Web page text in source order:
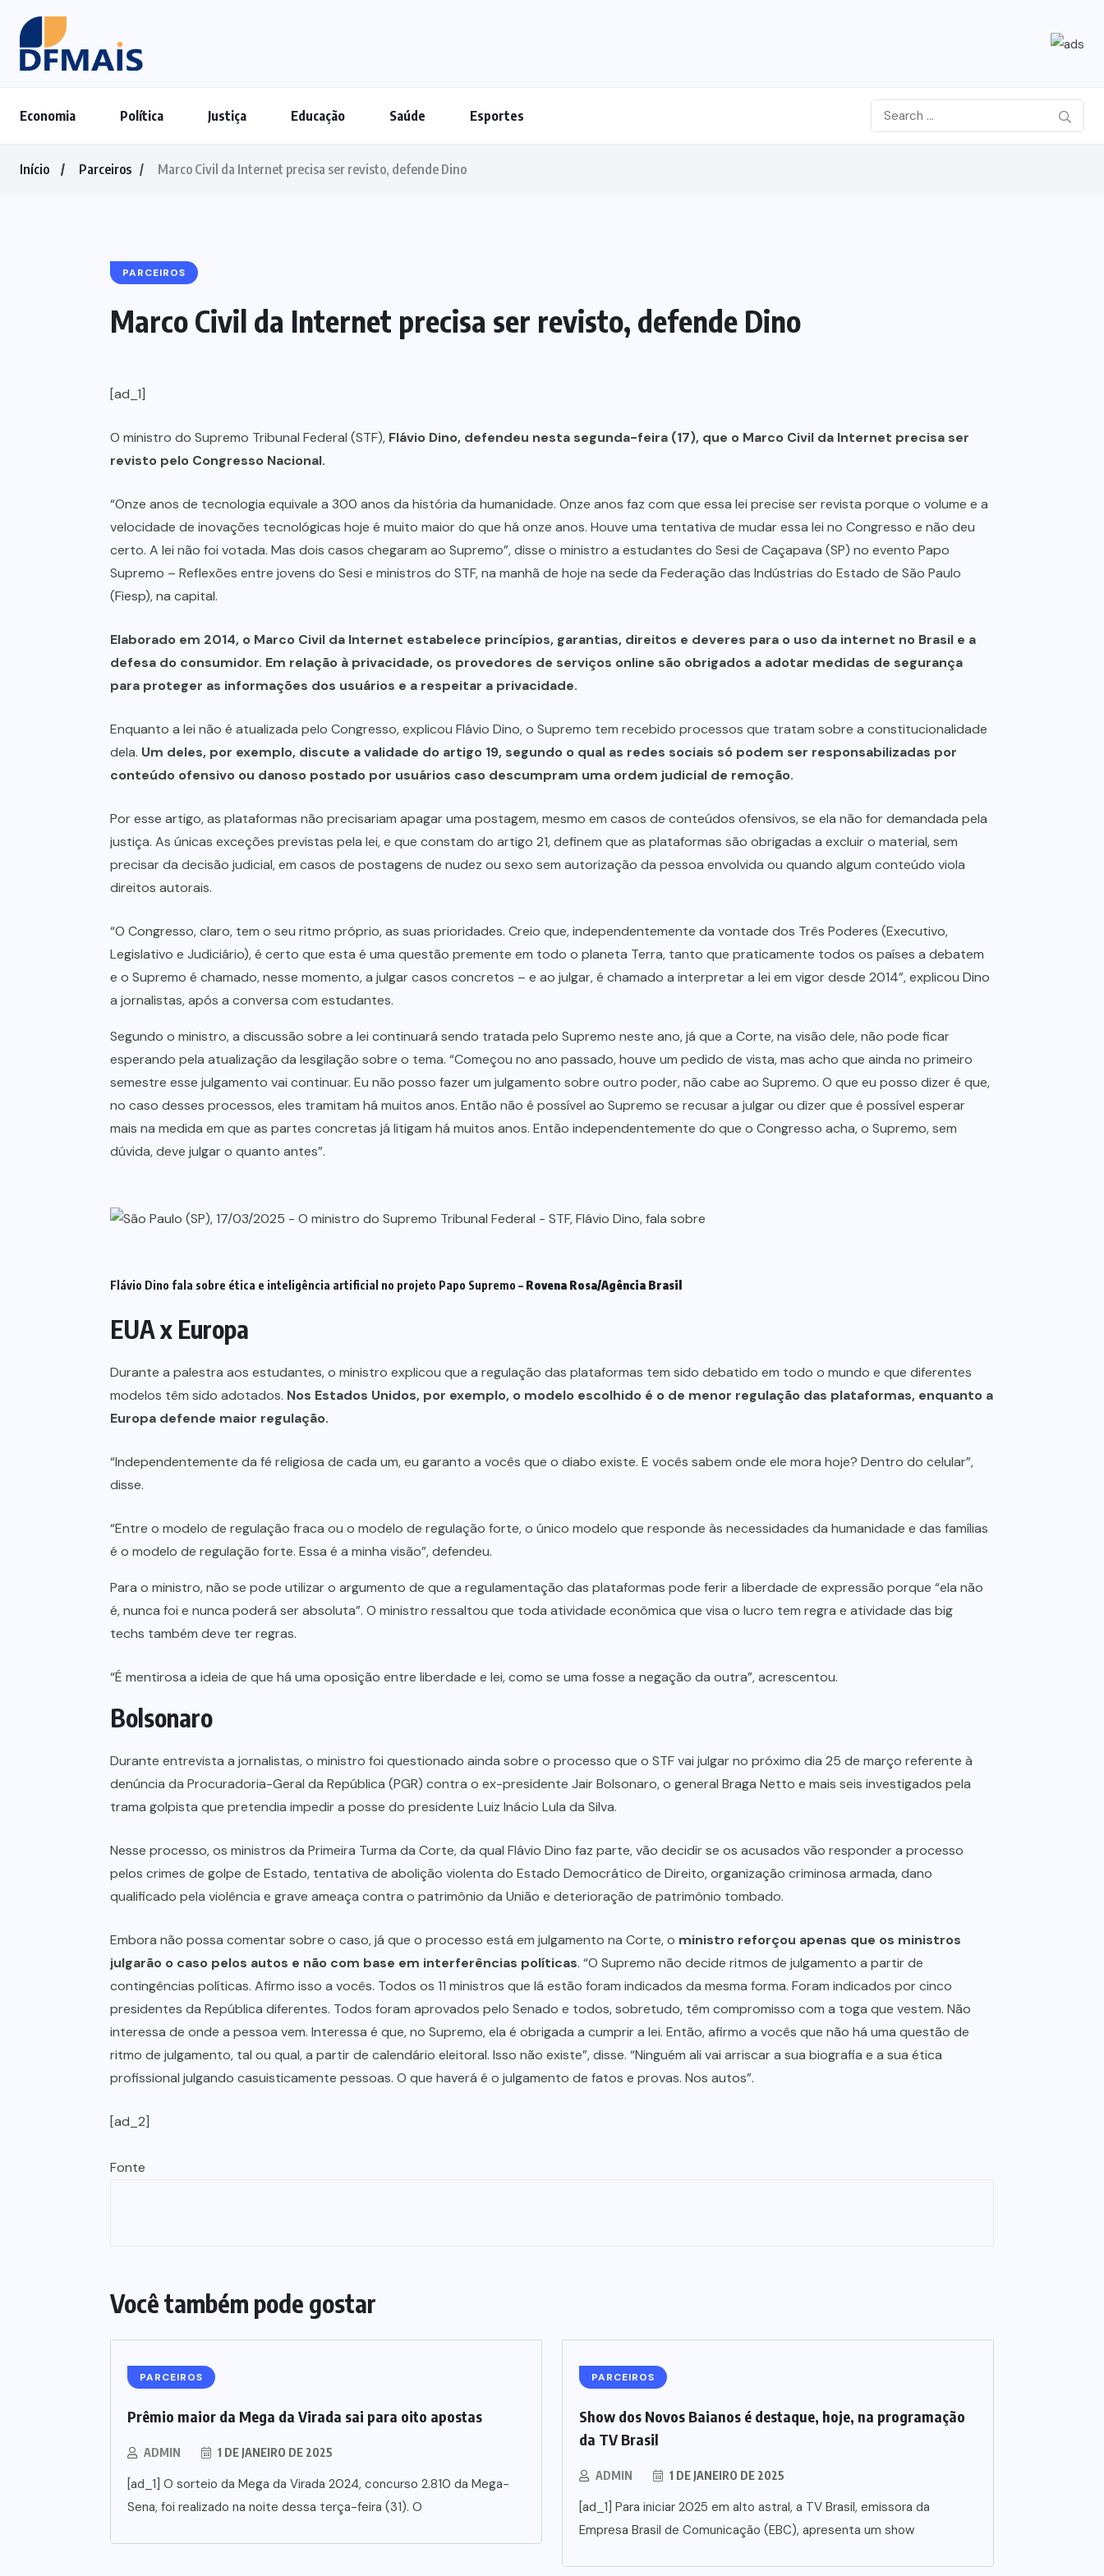
Economia Política Justiça Educação Saúde Esportes
Início Parceiros Marco Civil da Internet precisa ser revisto, defende Dino
PARCEIROS
Marco Civil da Internet precisa ser revisto, defende Dino
[ad_1]
O ministro do Supremo Tribunal Federal (STF), Flávio Dino, defendeu nesta segunda-feira (17), que o Marco Civil da Internet precisa ser
revisto pelo Congresso Nacional.
“Onze anos de tecnologia equivale a 300 anos da história da humanidade. Onze anos faz com que essa lei precise ser revista porque o volume e a
velocidade de inovações tecnológicas hoje é muito maior do que há onze anos. Houve uma tentativa de mudar essa lei no Congresso e não deu
certo. A lei não foi votada. Mas dois casos chegaram ao Supremo”, disse o ministro a estudantes do Sesi de Caçapava (SP) no evento Papo
Supremo – Reflexões entre jovens do Sesi e ministros do STF, na manhã de hoje na sede da Federação das Indústrias do Estado de São Paulo
(Fiesp), na capital.
Elaborado em 2014, o Marco Civil da Internet estabelece princípios, garantias, direitos e deveres para o uso da internet no Brasil e a
defesa do consumidor. Em relação à privacidade, os provedores de serviços online são obrigados a adotar medidas de segurança
para proteger as informações dos usuários e a respeitar a privacidade.
Enquanto a lei não é atualizada pelo Congresso, explicou Flávio Dino, o Supremo tem recebido processos que tratam sobre a constitucionalidade
dela. Um deles, por exemplo, discute a validade do artigo 19, segundo o qual as redes sociais só podem ser responsabilizadas por
conteúdo ofensivo ou danoso postado por usuários caso descumpram uma ordem judicial de remoção.
Por esse artigo, as plataformas não precisariam apagar uma postagem, mesmo em casos de conteúdos ofensivos, se ela não for demandada pela
justiça. As únicas exceções previstas pela lei, e que constam do artigo 21, definem que as plataformas são obrigadas a excluir o material, sem
precisar da decisão judicial, em casos de postagens de nudez ou sexo sem autorização da pessoa envolvida ou quando algum conteúdo viola
direitos autorais.
“O Congresso, claro, tem o seu ritmo próprio, as suas prioridades. Creio que, independentemente da vontade dos Três Poderes (Executivo,
Legislativo e Judiciário), é certo que esta é uma questão premente em todo o planeta Terra, tanto que praticamente todos os países a debatem
e o Supremo é chamado, nesse momento, a julgar casos concretos – e ao julgar, é chamado a interpretar a lei em vigor desde 2014”, explicou Dino
a jornalistas, após a conversa com estudantes.
Segundo o ministro, a discussão sobre a lei continuará sendo tratada pelo Supremo neste ano, já que a Corte, na visão dele, não pode ficar
esperando pela atualização da lesgilação sobre o tema. “Começou no ano passado, houve um pedido de vista, mas acho que ainda no primeiro
semestre esse julgamento vai continuar. Eu não posso fazer um julgamento sobre outro poder, não cabe ao Supremo. O que eu posso dizer é que,
no caso desses processos, eles tramitam há muitos anos. Então não é possível ao Supremo se recusar a julgar ou dizer que é possível esperar
mais na medida em que as partes concretas já litigam há muitos anos. Então independentemente do que o Congresso acha, o Supremo, sem
dúvida, deve julgar o quanto antes”.
Flávio Dino fala sobre ética e inteligência artificial no projeto Papo Supremo – Rovena Rosa/Agência Brasil
EUA x Europa
Durante a palestra aos estudantes, o ministro explicou que a regulação das plataformas tem sido debatido em todo o mundo e que diferentes
modelos têm sido adotados. Nos Estados Unidos, por exemplo, o modelo escolhido é o de menor regulação das plataformas, enquanto a
Europa defende maior regulação.
“Independentemente da fé religiosa de cada um, eu garanto a vocês que o diabo existe. E vocês sabem onde ele mora hoje? Dentro do celular”,
disse.
“Entre o modelo de regulação fraca ou o modelo de regulação forte, o único modelo que responde às necessidades da humanidade e das famílias
é o modelo de regulação forte. Essa é a minha visão”, defendeu.
Para o ministro, não se pode utilizar o argumento de que a regulamentação das plataformas pode ferir a liberdade de expressão porque “ela não
é, nunca foi e nunca poderá ser absoluta”. O ministro ressaltou que toda atividade econômica que visa o lucro tem regra e atividade das big
techs também deve ter regras.
“É mentirosa a ideia de que há uma oposição entre liberdade e lei, como se uma fosse a negação da outra”, acrescentou.
Bolsonaro
Durante entrevista a jornalistas, o ministro foi questionado ainda sobre o processo que o STF vai julgar no próximo dia 25 de março referente à
denúncia da Procuradoria-Geral da República (PGR) contra o ex-presidente Jair Bolsonaro, o general Braga Netto e mais seis investigados pela
trama golpista que pretendia impedir a posse do presidente Luiz Inácio Lula da Silva.
Nesse processo, os ministros da Primeira Turma da Corte, da qual Flávio Dino faz parte, vão decidir se os acusados vão responder a processo
pelos crimes de golpe de Estado, tentativa de abolição violenta do Estado Democrático de Direito, organização criminosa armada, dano
qualificado pela violência e grave ameaça contra o patrimônio da União e deterioração de patrimônio tombado.
Embora não possa comentar sobre o caso, já que o processo está em julgamento na Corte, o ministro reforçou apenas que os ministros
julgarão o caso pelos autos e não com base em interferências políticas. “O Supremo não decide ritmos de julgamento a partir de
contingências políticas. Afirmo isso a vocês. Todos os 11 ministros que lá estão foram indicados da mesma forma. Foram indicados por cinco
presidentes da República diferentes. Todos foram aprovados pelo Senado e todos, sobretudo, têm compromisso com a toga que vestem. Não
interessa de onde a pessoa vem. Interessa é que, no Supremo, ela é obrigada a cumprir a lei. Então, afirmo a vocês que não há uma questão de
ritmo de julgamento, tal ou qual, a partir de calendário eleitoral. Isso não existe”, disse. “Ninguém ali vai arriscar a sua biografia e a sua ética
profissional julgando casuisticamente pessoas. O que haverá é o julgamento de fatos e provas. Nos autos”.
[ad_2]
Fonte
Você também pode gostar
PARCEIROS
Prêmio maior da Mega da Virada sai para oito apostas
ADMIN 1 DE JANEIRO DE 2025
[ad_1] O sorteio da Mega da Virada 2024, concurso 2.810 da Mega-
Sena, foi realizado na noite dessa terça-feira (31). O
PARCEIROS
Show dos Novos Baianos é destaque, hoje, na programação
da TV Brasil
ADMIN 1 DE JANEIRO DE 2025
[ad_1] Para iniciar 2025 em alto astral, a TV Brasil, emissora da
Empresa Brasil de Comunicação (EBC), apresenta um show